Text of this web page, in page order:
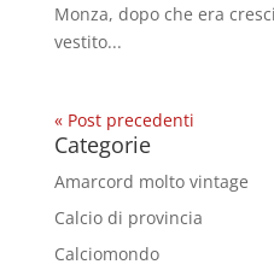
Monza, dopo che era
vestito...
« Post precedenti
Categorie
Amarcord molto vintage
Calcio di provincia
Calciomondo